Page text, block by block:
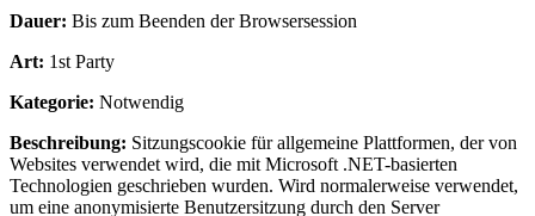
Dauer: Bis zum Beenden der Browsersession
Art: 1st Party
Kategorie: Notwendig
Beschreibung: Sitzungscookie für allgemeine Plattformen, der von
Websites verwendet wird, die mit Microsoft .NET-basierten
Technologien geschrieben wurden. Wird normalerweise verwendet,
um eine anonymisierte Benutzersitzung durch den Server